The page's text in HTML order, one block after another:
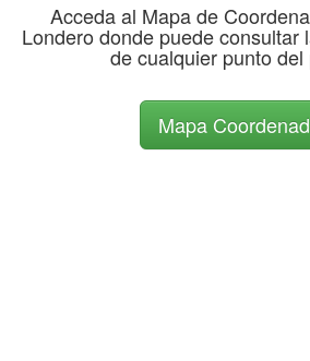
Acceda al Mapa de
Londero donde puede consultar
de cualquier punto del
Mapa